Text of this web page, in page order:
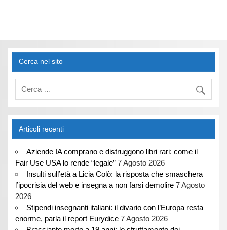
questione? Di più. Dopo
arriva il turno delle altre…
Cerca nel sito
Articoli recenti
Aziende IA comprano e distruggono libri rari: come il
Fair Use USA lo rende “legale” 7 Agosto 2026
Insulti sull’età a Licia Colò: la risposta che smaschera
l’ipocrisia del web e insegna a non farsi demolire 7 Agosto
2026
Stipendi insegnanti italiani: il divario con l’Europa resta
enorme, parla il report Eurydice 7 Agosto 2026